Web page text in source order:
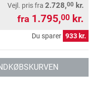
Vejl. prisfra 2.728,00 kr.
fra 1.795,00 kr.
Du sparer 933 kr.